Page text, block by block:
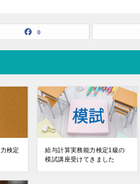
0
検定
給与計算実務能力検定1級の
模試講座受けてきました